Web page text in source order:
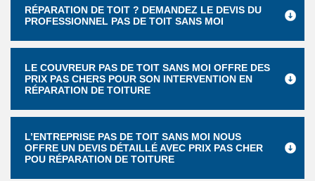
RÉPARATION DE TOIT ? DEMANDEZ LE DEVIS DU
PROFESSIONNEL PAS DE TOIT SANS MOI
LE COUVREUR PAS DE TOIT SANS MOI OFFRE DES
PRIX PAS CHERS POUR SON INTERVENTION EN
RÉPARATION DE TOITURE
L’ENTREPRISE PAS DE TOIT SANS MOI NOUS
OFFRE UN DEVIS DÉTAILLÉ AVEC PRIX PAS CHER
POU RÉPARATION DE TOITURE